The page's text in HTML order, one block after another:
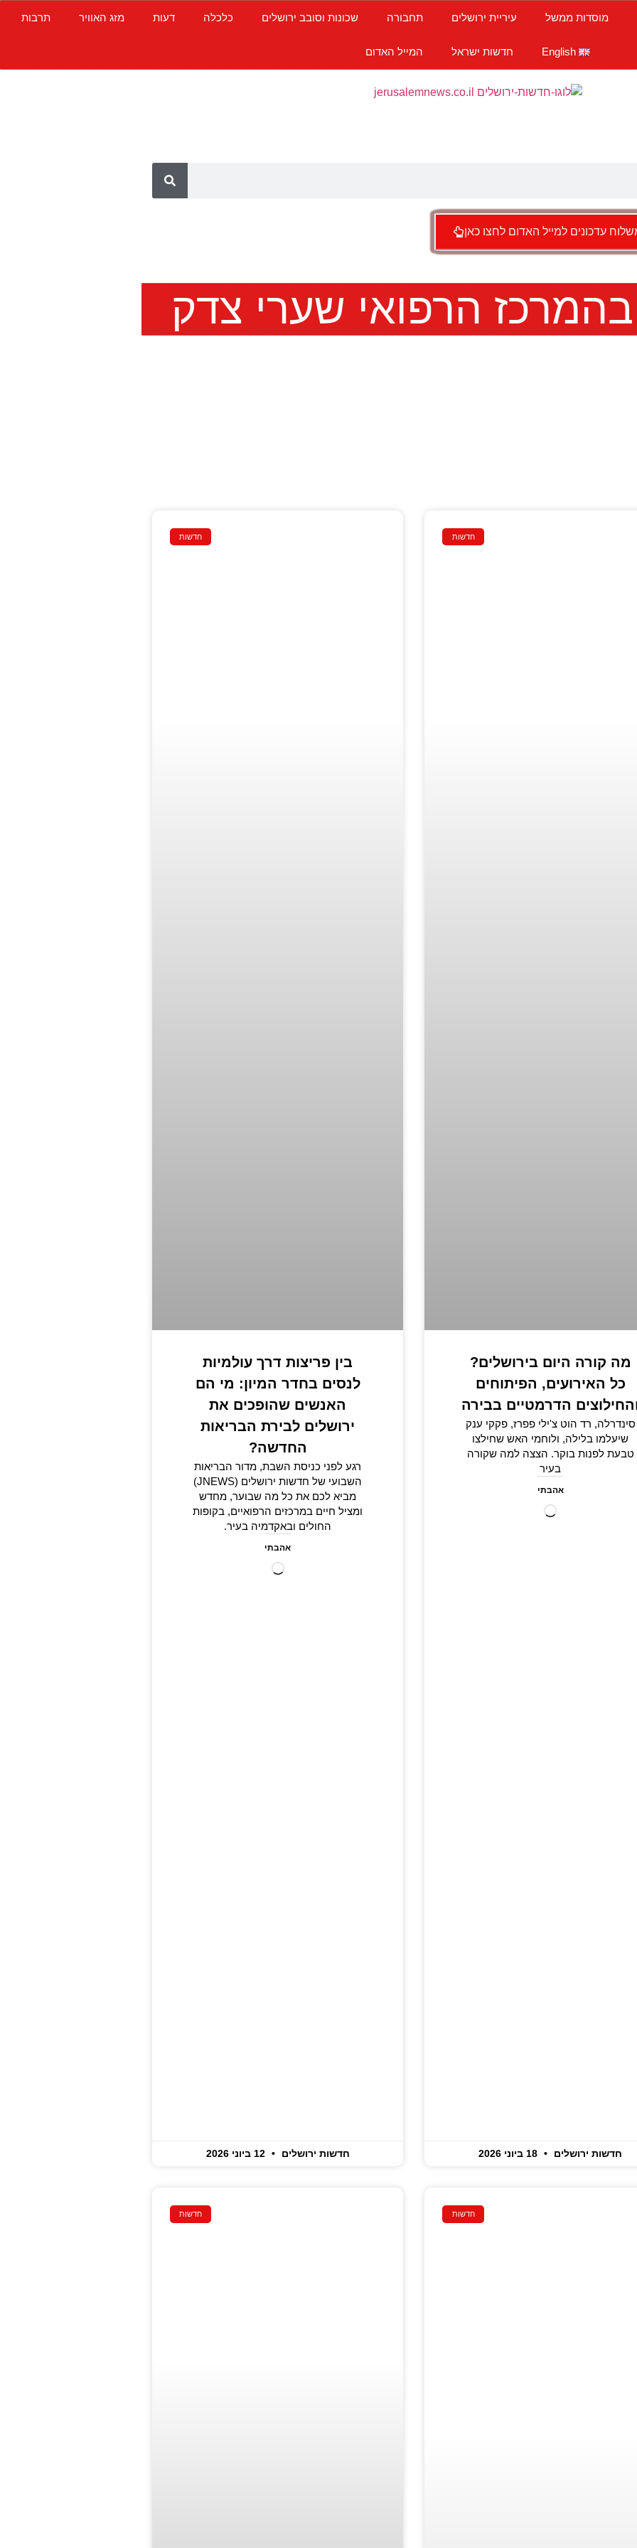
מוסדות ממשל עיריית ירושלים תחבורה שכונות וסובב ירושלים כלכלה דעות מזג האוויר תרבות
English חדשות ישראל המייל האדום
עדכונים למייל האדום לחצו כאן
הרפואי שערי צדק
חדשות
מה קורה היום בירושלים?
כל האירועים, הפיתוחים
הדרמטיים בבירה
סינדרלה, רד הוט צ'ילי פפרז, פקקי ענק
שיעלמו בלילה, ולוחמי האש שחילצו
טבעת לפנות בוקר. הצצה למה שקורה
בעיר
אהבתי
חדשות ירושלים
חדשות
בין פריצות דרך עולמיות
לנסים בחדר המיון: מי הם
האנשים שהופכים את
ירושלים לבירת הבריאות
החדשה?
רגע לפני כניסת השבת, מדור הבריאות
השבועי של חדשות ירושלים (JNEWS)
מביא לכם את כל מה שבוער, מחדש
ומציל חיים במרכזים הרפואיים, בקופות
החולים ובאקדמיה בעיר.
אהבתי
חדשות ירושלים 12 ביוני 2026
חדשות חדשות